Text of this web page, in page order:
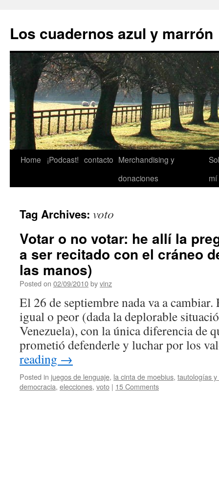
content
Los cuadernos azul y marrón
Home ¡Podcast! contacto Merchandising y
donaciones
mí
Tag Archives: voto
Votar o no votar: he allí la
a ser recitado con el cráneo
las manos)
Posted on 02/09/2010byvinz
El 26 de septiembre nada va a
igual o peor (dada la deplorable
Venezuela), con la única diferencia de
prometió defenderle y luchar por los
reading →
Posted in juegos de lenguaje, la cinta de moebius, tautologías
democracia, elecciones, voto | 15 Comments